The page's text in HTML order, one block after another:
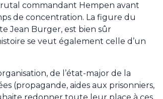
commandant Hempen avant
de concentration. La figure du
Jean Burger, est bien sûr
se veut également celle d’un
de l’état-major de la
(propagande, aides aux prisonniers,